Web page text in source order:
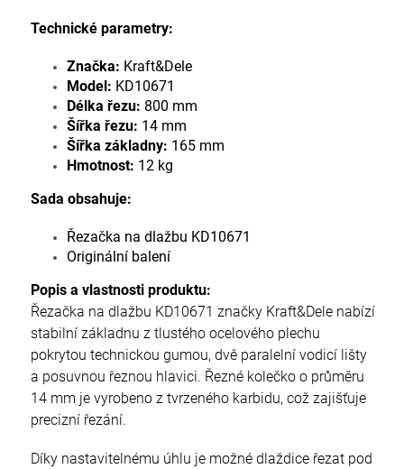
Technické parametry:
Značka: Kraft&Dele
Model: KD10671
Délka řezu: 800 mm
Šířka řezu: 14 mm
Šířka základny: 165 mm
Hmotnost: 12 kg
Sada obsahuje:
Řezačka na dlažbu KD10671
Originální balení
Popis a vlastnosti produktu:
Řezačka na dlažbu KD10671 značky Kraft&Dele nabízí
stabilní základnu z tlustého ocelového plechu
pokrytou technickou gumou, dvě paralelní vodicí lišty
a posuvnou řeznou hlavici. Řezné kolečko o průměru
14 mm je vyrobeno z tvrzeného karbidu, což zajišťuje
precizní řezání.
Díky nastavitelnému úhlu je možné dlaždice řezat pod